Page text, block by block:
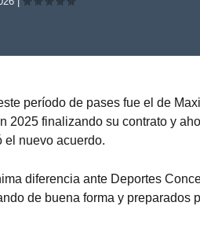
período de pases fue el de
2025 finalizando su contrato y
el nuevo acuerdo.
diferencia ante Deportes
de buena forma y preparados